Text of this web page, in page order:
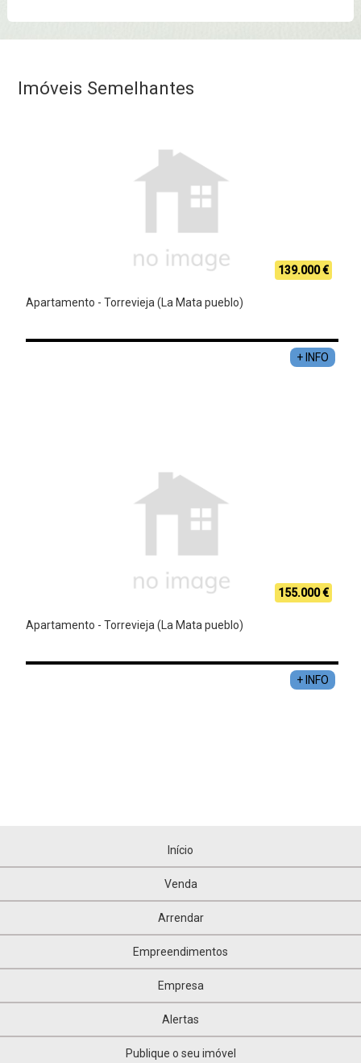
Imóveis Semelhantes
139.000 €
Apartamento - Torrevieja (La Mata pueblo)
+ INFO
155.000 €
Apartamento - Torrevieja (La Mata pueblo)
+ INFO
Início
Venda
Arrendar
Empreendimentos
Empresa
Alertas
Publique o seu imóvel